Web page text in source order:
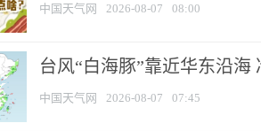
中国天气网 2026-08-07 08:00
台风“白海豚”靠近华东沿
中国天气网 2026-08-07 07:45